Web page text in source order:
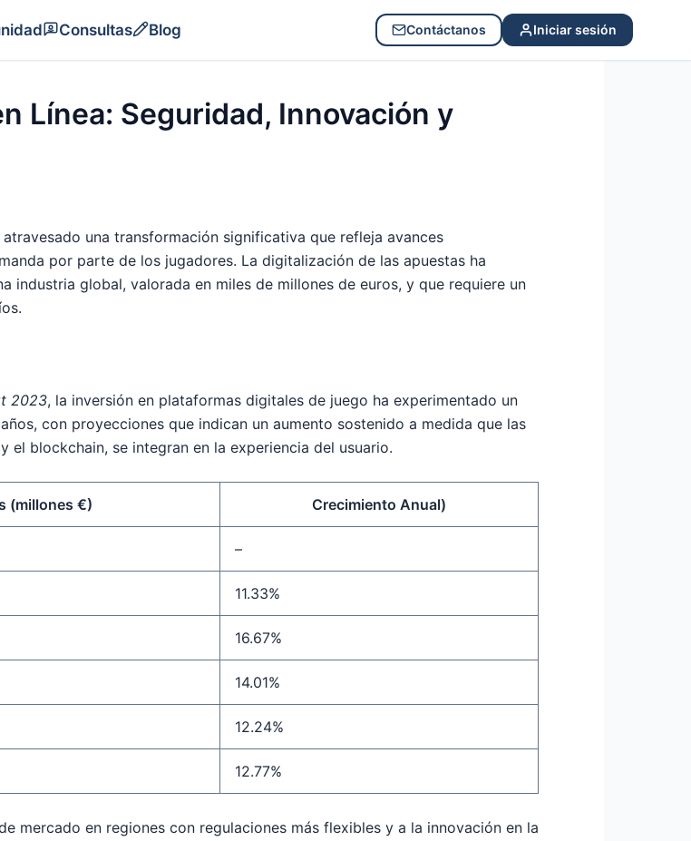
Consultas Blog Contáctanos Iniciar sesión
Línea: Seguridad, Innovación y
una transformación significativa que refleja avances
por parte de los jugadores. La digitalización de las apuestas ha
industria global, valorada en miles de millones de euros, y que requiere un
2023, la inversión en plataformas digitales de juego ha experimentado un
con proyecciones que indican un aumento sostenido a medida que las
blockchain, se integran en la experiencia del usuario.
(millones €) Crecimiento Anual)
–
11.33%
16.67%
14.01%
12.24%
12.77%
mercado en regiones con regulaciones más flexibles y a la innovación en la